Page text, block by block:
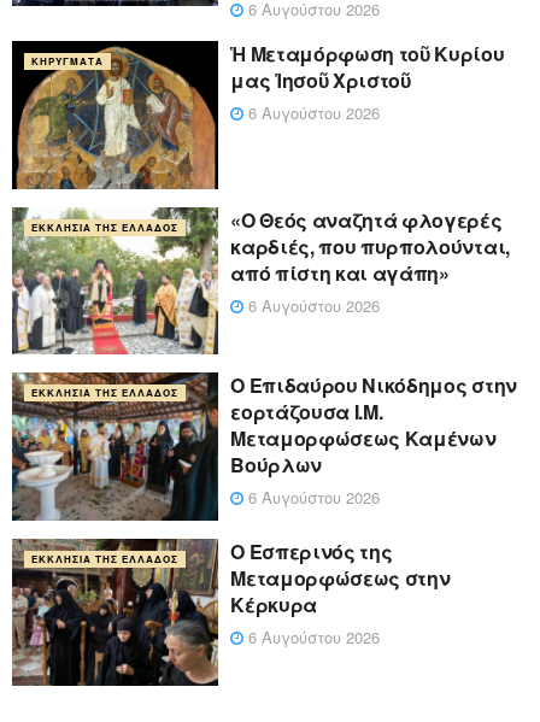
6 Αυγούστου 2026
ΚΗΡΎΓΜΑΤΑ
Ἡ Μεταμόρφωση τοῦ Κυρίου
μας Ἰησοῦ Χριστοῦ
6 Αυγούστου 2026
ΕΚΚΛΗΣΊΑ ΤΗΣ ΕΛΛΆΔΟΣ
«Ο Θεός αναζητά φλογερές
καρδιές, που πυρπολούνται,
από πίστη και αγάπη»
6 Αυγούστου 2026
ΕΚΚΛΗΣΊΑ ΤΗΣ ΕΛΛΆΔΟΣ
Ο Επιδαύρου Νικόδημος στην
εορτάζουσα Ι.Μ.
Μεταμορφώσεως Καμένων
Βούρλων
6 Αυγούστου 2026
ΕΚΚΛΗΣΊΑ ΤΗΣ ΕΛΛΆΔΟΣ
Ο Εσπερινός της
Μεταμορφώσεως στην
Κέρκυρα
6 Αυγούστου 2026